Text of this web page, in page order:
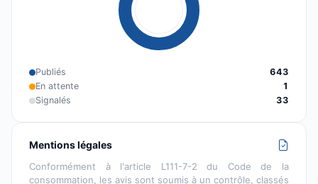
Publiés
643
En attente
1
Signalés
33
Mentions légales
Conformément à l'article L111-7-2 du Code de la
consommation, les avis sont soumis à un contrôle, classés